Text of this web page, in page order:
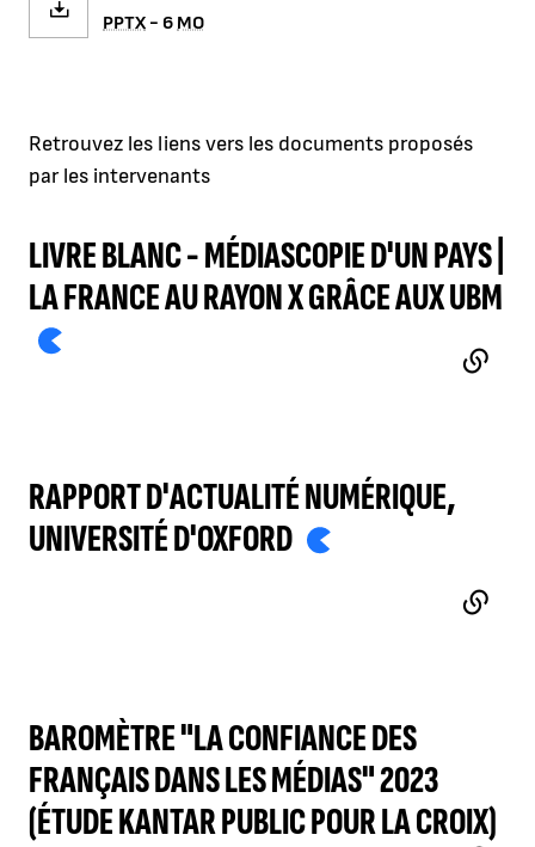
PPTX - 6MO
Retrouvez les liens vers les documents proposés
par les intervenants
LIVRE BLANC - MÉDIASCOPIE D'UN PAYS |
LA FRANCE AU RAYON X GRÂCE AUX UBM
- LIEN EXTERNE
RAPPORT D'ACTUALITÉ NUMÉRIQUE,
UNIVERSITÉ D'OXFORD - LIEN EXTERNE
BAROMÈTRE "LA CONFIANCE DES
FRANÇAIS DANS LES MÉDIAS" 2023
(ÉTUDE KANTAR PUBLIC POUR LA CROIX)